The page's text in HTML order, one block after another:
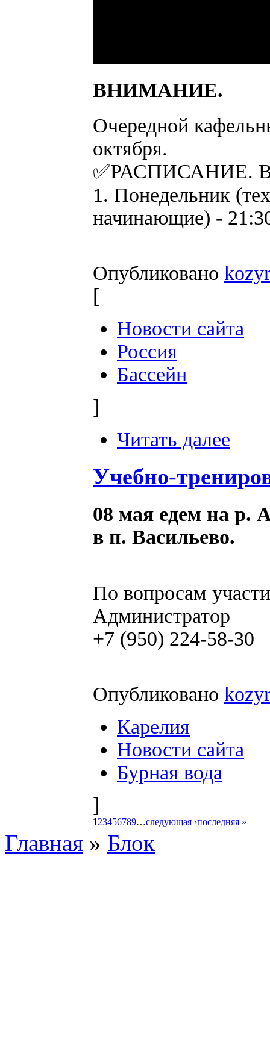
ВНИМАНИЕ.
Очередной
октября.
✅РАСПИСАНИЕ.
1. Понедельник
начинающие) -
Опубликовано
[
Новости сайта
Россия
Бассейн
]
Читать далее
Учебно-
08 мая едем на р.
в п. Васильево.
По вопросам
Администратор
+7 (950) 224-58-30
Опубликовано
Карелия
Новости сайта
Бурная вода
]
123456789…следующая ›последняя »
Главная » Блок